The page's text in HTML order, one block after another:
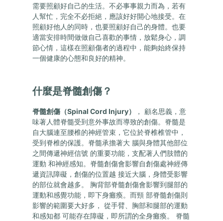
需要照顧好自己的生活。不必事事親力而為，若有
人幫忙，完全不必拒絕，應該好好開心地接受。在
照顧好他人的同時，也要照顧好自己的身體。也要
適當安排時間做做自己喜歡的事情，放鬆身心，調
節心情，這樣在照顧傷者的過程中，能夠始終保持
一個健康的心態和良好的精神。
什麼是脊髓創傷？
脊髓創傷（Spinal Cord Injury）
， 顧名思義，意
味著人體脊髓受到意外事故而導致的創傷。脊髓是
自大腦連至腰椎的神經管束，它位於脊椎椎管中，
受到脊椎的保護。脊髓承擔著大 腦與身體其他部位
之間傳遞神經信號 的重要功能，支配著人們肢體的
運動 和神經感知。脊髓創傷會影響自創傷處神經傳
遞資訊障礙，創傷的位置越 接近大腦，身體受影響
的部位就會越多。 胸背部脊髓創傷會影響到腿部的
運動和感覺功能，即下身癱瘓。而頸 部脊髓創傷則
影響的範圍要大好多， 從手臂、胸部和腿部的運動
和感知都 可能存在障礙，即所謂的全身癱瘓。 脊髓